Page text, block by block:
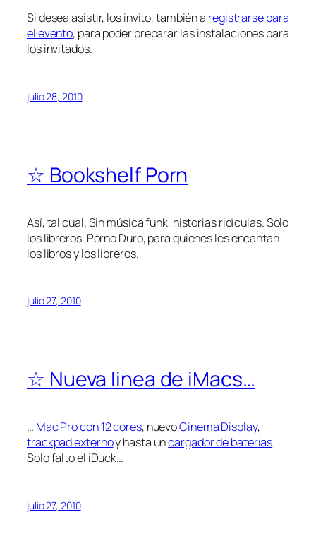
Si desea asistir, los invito, también a registrarse para
el evento, para poder preparar las instalaciones para
los invitados.
julio 28, 2010
☆ Bookshelf Porn
Así, tal cual. Sin música funk, historias ridículas. Solo
los libreros. Porno Duro, para quienes les encantan
los libros y los libreros.
julio 27, 2010
☆ Nueva linea de iMacs…
… Mac Pro con 12 cores, nuevoCinema Display,
trackpad externoy hasta uncargador de baterías.
Solo falto el iDuck…
julio 27, 2010